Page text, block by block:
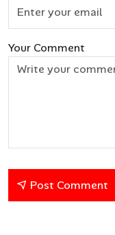
Your Comment
Post Comment